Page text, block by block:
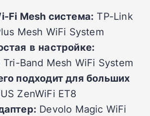
Fi Mesh система: TP-Link
Mesh WiFi System
в настройке:
Tri-Band Mesh WiFi System
подходит для больших
ZenWiFi ET8
: Devolo Magic WiFi